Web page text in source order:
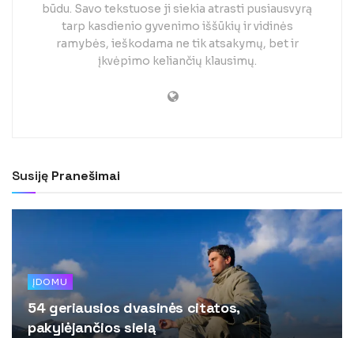
būdu. Savo tekstuose ji siekia atrasti pusiausvyrą
tarp kasdienio gyvenimo iššūkių ir vidinės
ramybės, ieškodama ne tik atsakymų, bet ir
įkvėpimo keliančių klausimų.
Susiję Pranešimai
ĮDOMU
54 geriausios dvasinės citatos,
pakylėjančios sielą